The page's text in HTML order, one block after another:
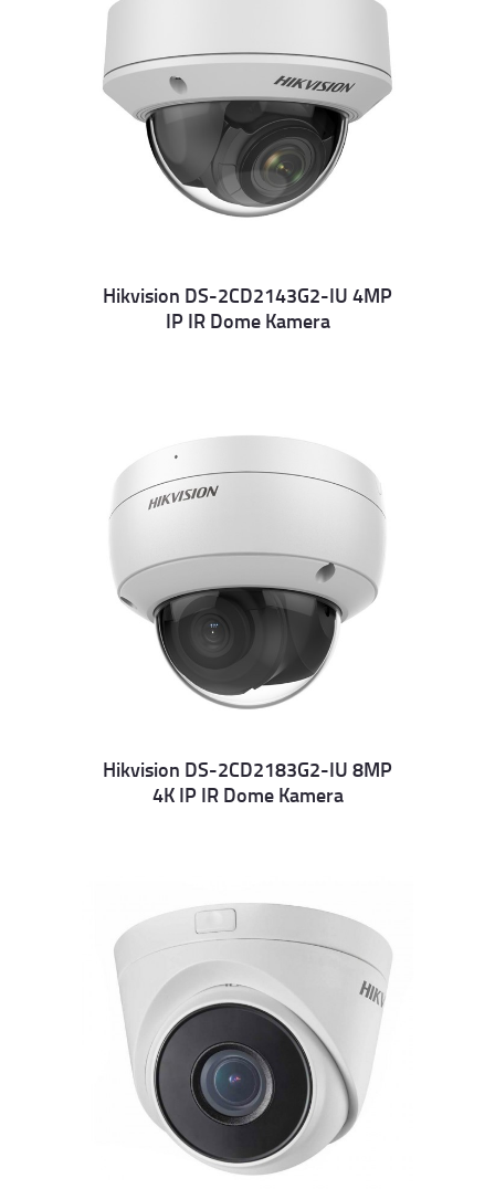
Details
Hikvision DS-2CD2143G2-IU 4MP
IP IR Dome Kamera
Details
Hikvision DS-2CD2183G2-IU 8MP
4K IP IR Dome Kamera